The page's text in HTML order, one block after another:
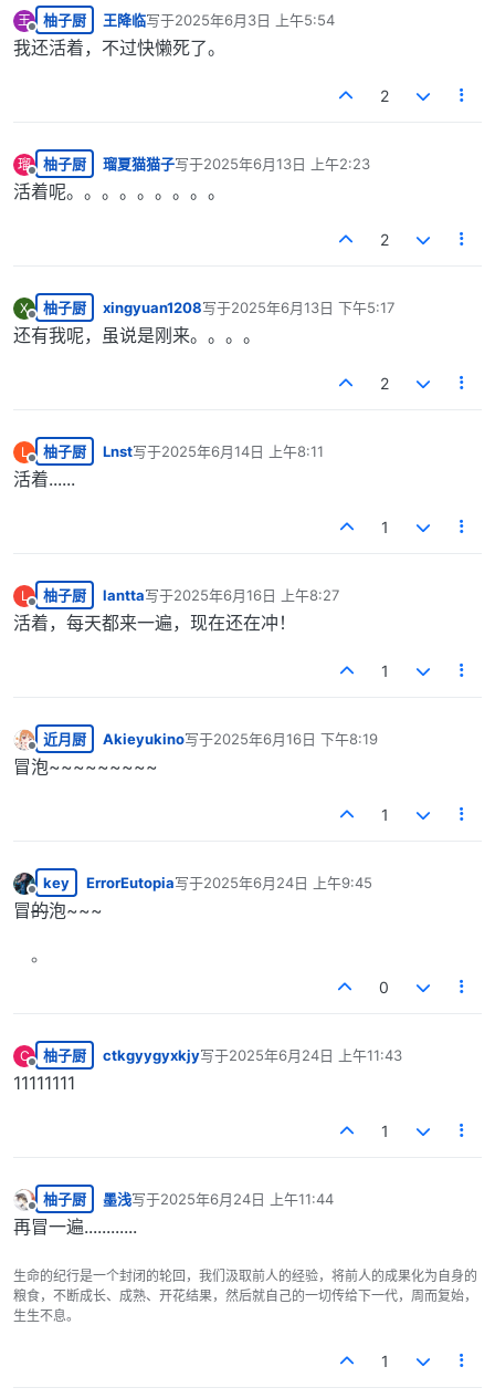
王
离线
柚子厨 王降临写于2025年6月3日 上午5:54
最后由 编辑
我还活着，不过快懒死了。
2
瑠
离线
柚子厨 瑠夏猫猫子写于2025年6月13日 上午2:23
最后由 编辑
活着呢。。。。。。。。。
2
X
离线
柚子厨 xingyuan1208写于2025年6月13日 下午5:17
最后由 编辑
还有我呢，虽说是刚来。。。。
2
L
离线
柚子厨 Lnst写于2025年6月14日 上午8:11
最后由 编辑
活着......
1
L
离线
柚子厨 lantta写于2025年6月16日 上午8:27
最后由 编辑
活着，每天都来一遍，现在还在冲！
1
离线
近月厨 Akieyukino写于2025年6月16日 下午8:19
最后由 编辑
冒泡~~~~~~~~~
1
离线
key ErrorEutopia写于2025年6月24日 上午9:45
最后由 编辑
冒的泡~~~
0
C
离线
柚子厨 ctkgyygyxkjy写于2025年6月24日 上午11:43
最后由 编辑
11111111
1
离线
柚子厨 墨浅写于2025年6月24日 上午11:44
最后由 编辑
再冒一遍............
生命的纪行是一个封闭的轮回，我们汲取前人的经验，将前人的成果化为自身的
粮食，不断成长、成熟、开花结果，然后就自己的一切传给下一代，周而复始，
生生不息。
1